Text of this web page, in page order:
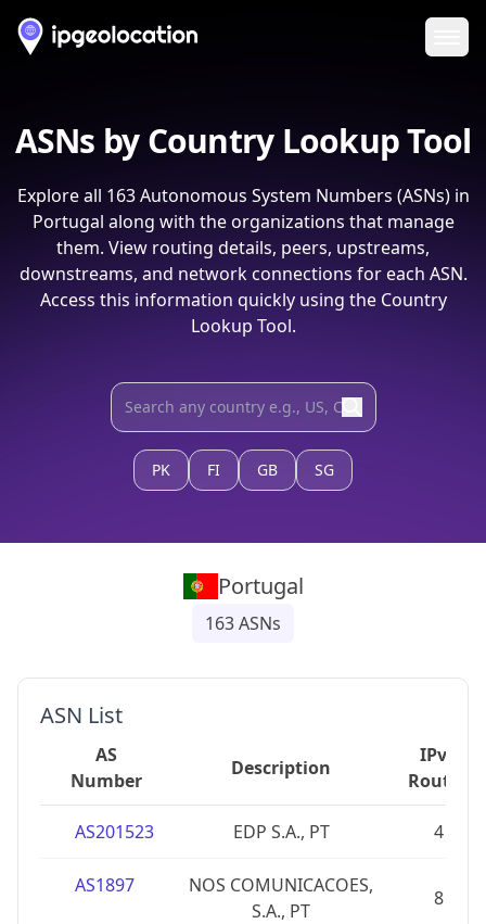
ASNs by Country Lookup Tool
Explore all 163Autonomous System Numbers (ASNs) in
Portugal along with the organizations that manage
them. View routing details, peers, upstreams,
downstreams, and network connections for each ASN.
Access this information quickly using the Country
Lookup Tool.
PK FI GB SG
Portugal
163ASNs
ASN List
AS
Number
Description
IPv4
Routes
AS201523 EDP S.A., PT 4
AS1897
NOS COMUNICACOES,
S.A., PT
8